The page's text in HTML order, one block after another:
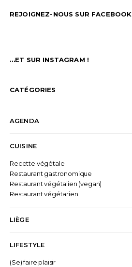
REJOIGNEZ-NOUS SUR FACEBOOK
…ET SUR INSTAGRAM !
CATÉGORIES
AGENDA
CUISINE
Recette végétale
Restaurant gastronomique
Restaurant végétalien (vegan)
Restaurant végétarien
LIÈGE
LIFESTYLE
(Se) faire plaisir